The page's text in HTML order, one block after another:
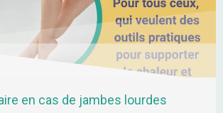
en cas de jambes lourdes